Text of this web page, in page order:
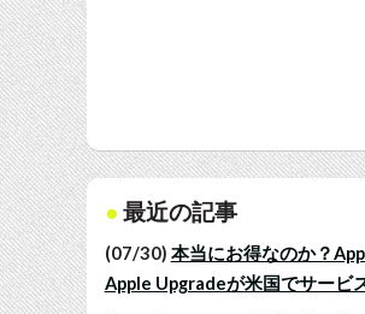
最近の記事
(07/30) 本当にお得なのか？
Apple Upgradeが米国でサービ